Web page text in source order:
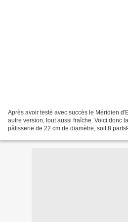
Après avoir testé avec succès le Méridien
autre version, tout aussi fraîche. Voici donc
pâtisserie de 22 cm de diamètre, soit 8